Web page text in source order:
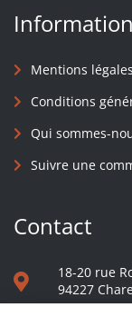
Mentions légales
Conditions
Qui sommes-
Suivre une
Contact
18-20 rue
94227